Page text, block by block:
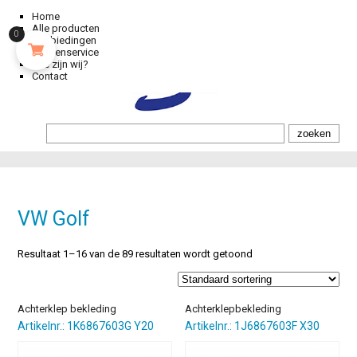
Home
Alle producten
Aanbiedingen
Klantenservice
Wie zijn wij?
Contact
VW Golf
Resultaat 1–16 van de 89 resultaten wordt getoond
Achterklep bekleding
Artikelnr.: 1K6867603G Y20
Achterklepbekleding
Artikelnr.: 1J6867603F X30
0